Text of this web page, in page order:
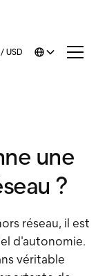
/ USD
une
?
réseau, il est
d'autonomie.
véritable